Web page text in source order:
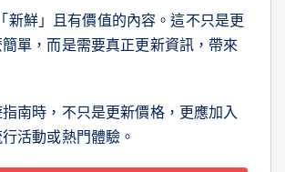
新鮮」且有價值的內容。這不只是更
單，而是需要真正更新資訊，帶來
南時，不只是更新價格，更應加入
活動或熱門體驗。